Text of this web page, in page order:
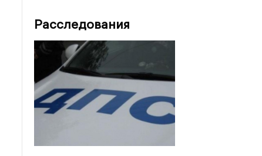
Расследования